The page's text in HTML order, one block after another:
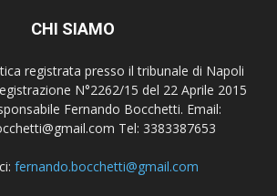
CHI SIAMO
registrata presso il tribunale di Napoli
N°2262/15 del 22 Aprile 2015
Fernando Bocchetti. Email:
Tel: 3383387653
fernando.bocchetti@gmail.com